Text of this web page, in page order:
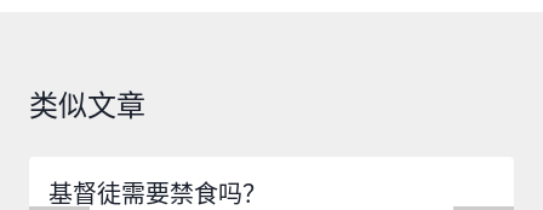
类似文章
基督徒需要禁食吗？